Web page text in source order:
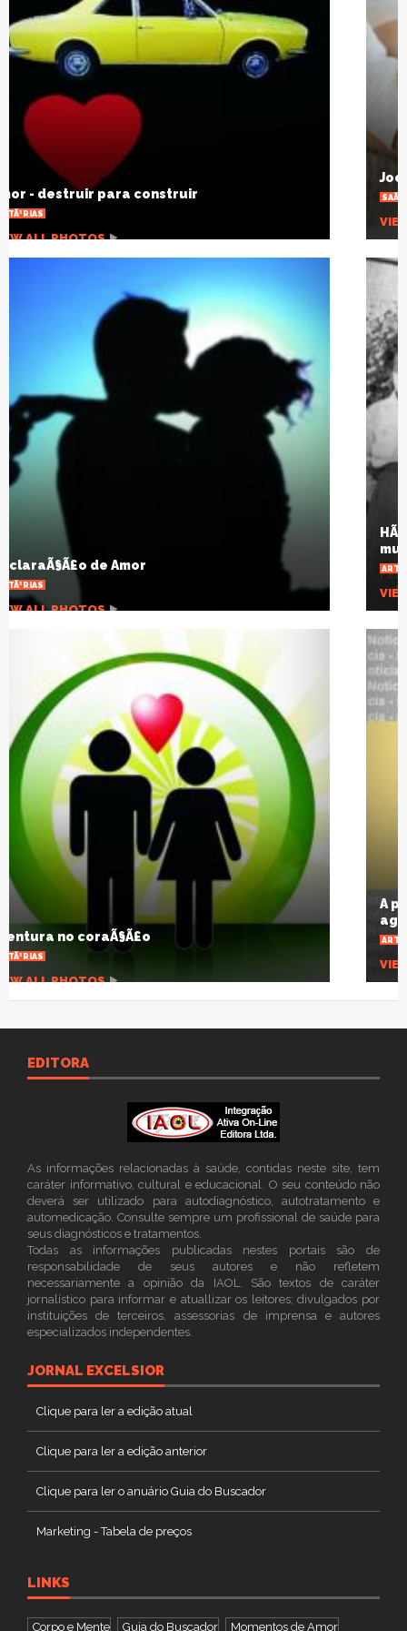
Joelho estalando, por que isso acontece?
SAÃºDE
VIEW ALL PHOTOS
HÃ¡ um sÃ©culo a gripe espanhola mudou o
ARTIGOS
VIEW ALL PHOTOS
A pandemia que desnuda um planeta
agonizante
ARTIGOS
VIEW ALL PHOTOS
EDITORA
As informações relacionadas à saúde, contidas neste site, tem
caráter informativo, cultural e educacional. O seu conteúdo não
deverá ser utilizado para autodiagnóstico, autotratamento e
automedicação. Consulte sempre um profissional de saúde para
seus diagnósticos e tratamentos.
Todas as informações publicadas nestes portais são de
responsabilidade de seus autores e não refletem
necessariamente a opinião da IAOL. São textos de caráter
jornalístico para informar e atuallizar os leitores; divulgados por
instituições de terceiros, assessorias de imprensa e autores
especializados independentes.
JORNAL EXCELSIOR
Clique para ler a edição atual
Clique para ler a edição anterior
Clique para ler o anuário Guia do Buscador
Marketing - Tabela de preços
LINKS
Corpo e Mente Guia do Buscador Momentos de Amor